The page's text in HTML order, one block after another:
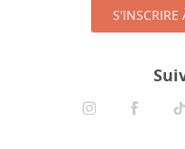
S'INSCRIRE
instagram